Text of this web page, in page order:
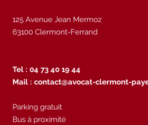
125 Avenue Jean Mermoz
63100 Clermont-Ferrand
Tel : 04 73 40 19 44
Mail : contact@avocat-clermont-
Parking gratuit
Bus à proximité